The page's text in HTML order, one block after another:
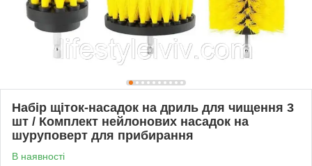
Набір щіток-насадок на дриль для чищення 3
шт / Комплект нейлонових насадок на
шуруповерт для прибирання
В наявності